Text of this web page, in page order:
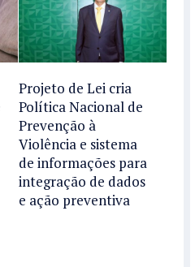
Projeto de Lei cria
Política Nacional de
Prevenção à
Violência e sistema
de informações para
integração de dados
e ação preventiva